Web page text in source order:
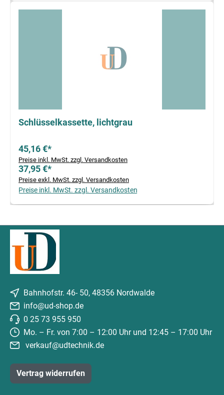
Schlüsselkassette, lichtgrau
45,16 €*
Preise inkl. MwSt. zzgl. Versandkosten
37,95 €*
Preise exkl. MwSt. zzgl. Versandkosten
Preise inkl. MwSt. zzgl. Versandkosten
Bahnhofstr. 46- 50, 48356 Nordwalde
info@ud-shop.de
0 25 73 955 950
Mo. – Fr. von 7:00 – 12:00 Uhr und 12:45 – 17:00 Uhr
verkauf@udtechnik.de
Vertrag widerrufen